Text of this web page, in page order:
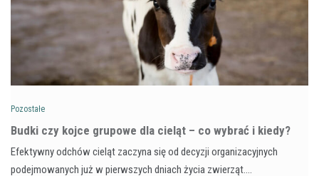
Pozostałe
Budki czy kojce grupowe dla cieląt – co wybrać i kiedy?
Efektywny odchów cieląt zaczyna się od decyzji organizacyjnych
podejmowanych już w pierwszych dniach życia zwierząt.…